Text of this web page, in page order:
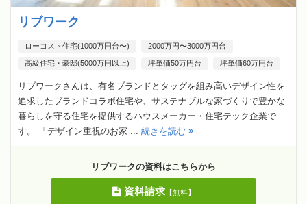
リブワーク
ローコスト住宅(1000万円台〜) 2000万円〜3000万円台
高級住宅・豪邸(5000万円以上) 坪単価50万円台 坪単価60万円台
リブワークさんは、有名ブランドとタッグを組み高いデザイン性を
追求したブランドコラボ住宅や、サステナブルな家づくりで豊かな
暮らしを守る住宅を提供するハウスメーカー・住宅テック企業で
す。 「デザイン重視のお家 ... 続きを読む
リブワークの資料はこちらから
資料請求【無料】